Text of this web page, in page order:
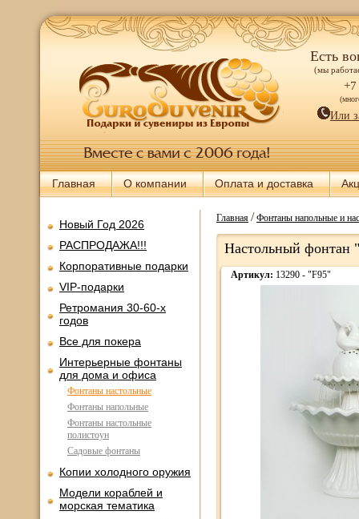
Есть
(мы
+7
Или
Главная О компании Оплата и доставка
Новый Год 2026
РАСПРОДАЖА!!!
Корпоративные подарки
VIP-подарки
Ретромания 30-60-х
годов
Все для покера
Интерьерные фонтаны
для дома и офиса
Фонтаны настольные
Фонтаны напольные
Фонтаны настольные
полистоун
Садовые фонтаны
Копии холодного оружия
Модели кораблей и
морская тематика
Главная/Фонтаны напольные и
Настольный фонтан
Артикул: 13290 - "F95"